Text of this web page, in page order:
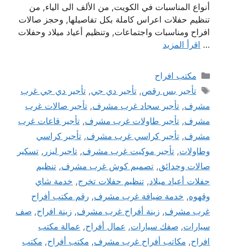
أنواع المناسبات في الكويت, من الألف الى الياء, من
تنظيم حفلات اعراس كاملة بكل تفاصيلها, وحجز صالات
افراح ومناسبات واجتماعات, وتنظيم أعياد ميلاد وحفلات
… اقرأ المزيد
التصنيفات
مكتب افراح
الوسوم
تأجير بس رقص,تأجير دي جي,تأجير دي جي غرب
مشرف, تأجير سجاد غرب مشرف, تأجير صالات غرب
مشرف, تأجير طاولات غرب مشرف, تأجير قاعات غرب
مشرف, تأجير كراسي غرب مشرف, تأجير كراسي
وطاولات, تأجير موكيت غرب مشرف, تاجير ليزر , تسكير
صالات وحدائق, تصميم كوش غرب مشرف, تنظيم
حفلات أعياد ميلاد, تنظيم حفلات تخرج, خدمة شاي
وقهوه, خدمة ضيافة غرب مشرف, رقم مكتب أفراح
غرب مشرف, زينة أفراح غرب مشرف, زينة افراح, صف
سيارات, صفك سيارات, عمال أفراح, عمالة مكتب
افراح, مكاتب أفراح غرب مشرف, مكتب أفراح, مكتب